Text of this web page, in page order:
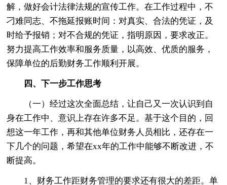
解，做好会计法律法规的宣传工作。在工作过程中，不
刁难同志、不拖延报账时间：对真实、合法的凭证，及
时给予报销；对不合规的凭证，指明原因，要求改正。
努力提高工作效率和服务质量，以高效、优质的服务，
保障单位的后勤财务工作顺利开展。
四、下一步工作思考
（一）经过这次全面总结，让自己又一次认识到自
身在工作中、意识上存在许多不足。基于这个目的，回
想这一年工作，再和其他单位财务人员相比，还存在一
下几个的问题，希望在xx年的工作中能够不断改进，不
断提高。
1、财务工作距财务管理的要求还有很大的差距。单